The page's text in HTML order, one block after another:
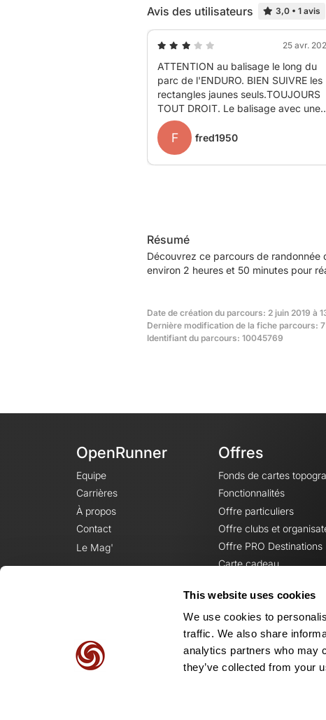
This website uses cookies
We use cookies to
traffic. We also share
analytics partners who may
they’ve collected from your
Avis des utilisateurs 3,0 • 1 avis
25 avr.
ATTENTION au balisage le long du
parc de l'ENDURO. BIEN SUIVRE les
rectangles jaunes seuls.TOUJOURS
TOUT DROIT. Le balisage avec une
abeille est une promenade
d'Andrimont.
F fred1950
Résumé
Découvrez ce parcours de randonnée
environ 2 heures et 50 minutes pour
Date de création du parcours: 2 juin 2019 à
Dernière modification de la fiche parcours:
Identifiant du parcours: 10045769
OpenRunner
Equipe
Carrières
À propos
Contact
Le Mag'
Offres
Fonds de cartes
Fonctionnalités
Offre particuliers
Offre clubs et
Offre PRO Destinations
Carte cadeau